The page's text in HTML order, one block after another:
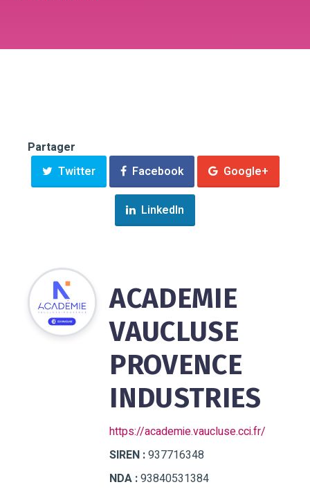
Partager
Twitter
Facebook Google+
LinkedIn
ACADEMIE
VAUCLUSE
PROVENCE
INDUSTRIES
https://academie.vaucluse.cci.fr/
SIREN :937716348
NDA :93840531384